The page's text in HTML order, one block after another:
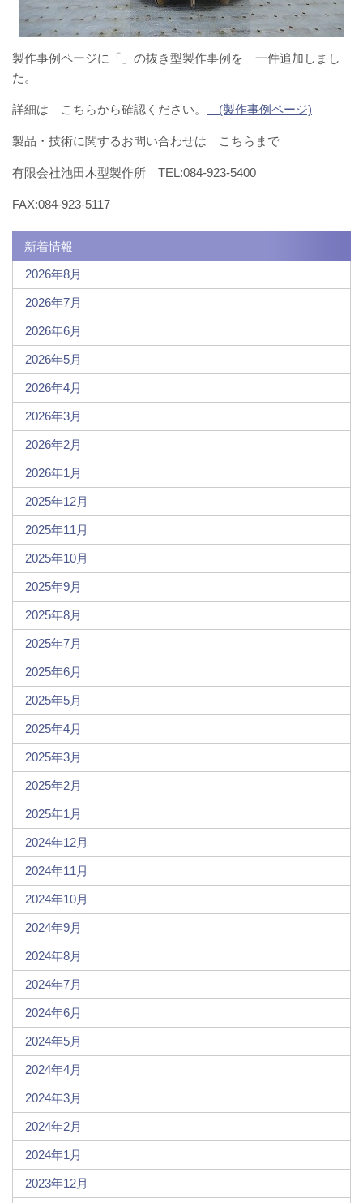
製作事例ページに「」の抜き型製作事例を 一件追加しまし
た。
詳細は こちらから確認ください。 (製作事例ページ)
製品・技術に関するお問い合わせは こちらまで
有限会社池田木型製作所 TEL:084-923-5400
FAX:084-923-5117
新着情報
2026年8月
2026年7月
2026年6月
2026年5月
2026年4月
2026年3月
2026年2月
2026年1月
2025年12月
2025年11月
2025年10月
2025年9月
2025年8月
2025年7月
2025年6月
2025年5月
2025年4月
2025年3月
2025年2月
2025年1月
2024年12月
2024年11月
2024年10月
2024年9月
2024年8月
2024年7月
2024年6月
2024年5月
2024年4月
2024年3月
2024年2月
2024年1月
2023年12月